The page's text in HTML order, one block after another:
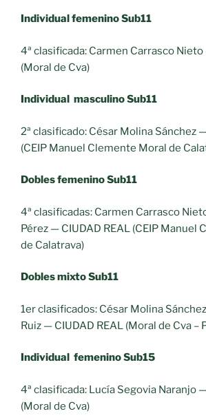
Individual femenino Sub11
4ª clasificada: Carmen Carrasco Nieto
(Moral de Cva)
Individual masculino Sub11
2ª clasificado: César Molina Sánchez
(CEIP Manuel Clemente Moral de
Dobles femenino Sub11
4ª clasificadas: Carmen Carrasco
Pérez — CIUDAD REAL (CEIP Manuel
de Calatrava)
Dobles mixto Sub11
1er clasificados: César Molina
Ruiz — CIUDAD REAL (Moral de Cva –
Individual femenino Sub15
4ª clasificada: Lucía Segovia Naranjo
(Moral de Cva)